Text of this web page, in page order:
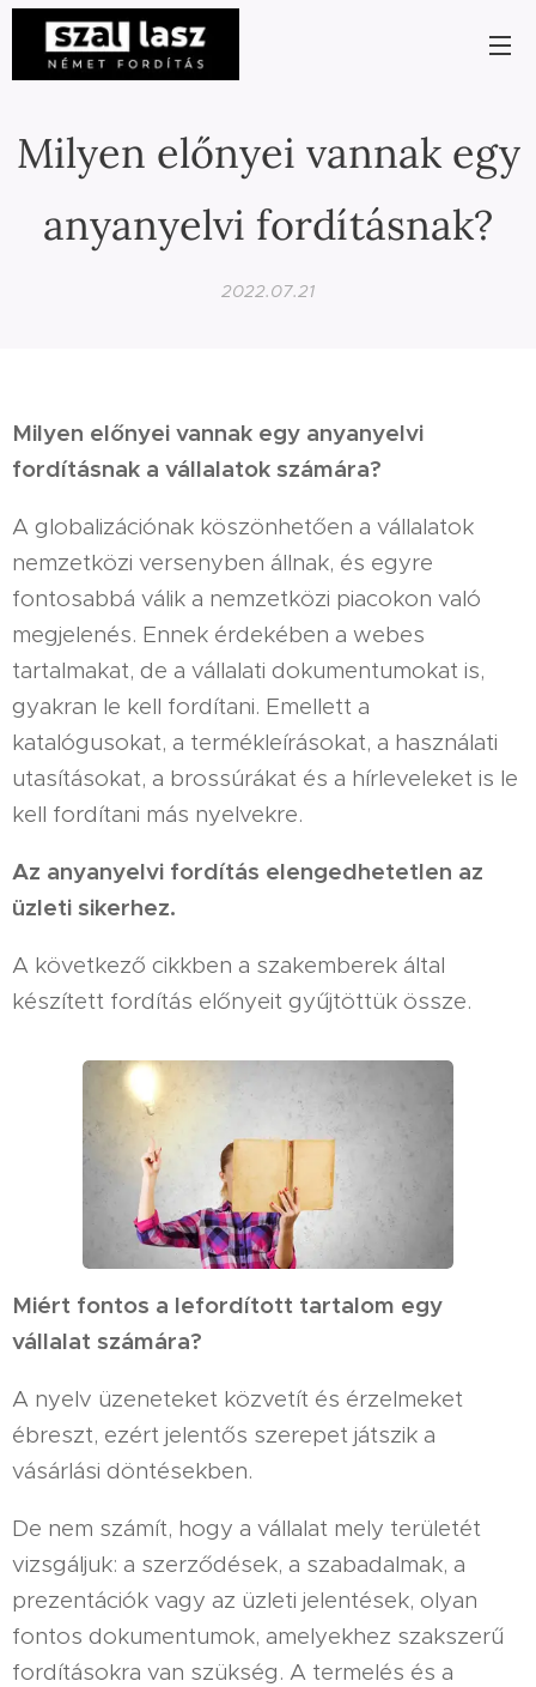
Milyen előnyei vannak egy
anyanyelvi fordításnak?
2022.07.21
Milyen előnyei vannak egy anyanyelvi
fordításnak a vállalatok számára?
A globalizációnak köszönhetően a vállalatok
nemzetközi versenyben állnak, és egyre
fontosabbá válik a nemzetközi piacokon való
megjelenés. Ennek érdekében a webes
tartalmakat, de a vállalati dokumentumokat is,
gyakran le kell fordítani. Emellett a
katalógusokat, a termékleírásokat, a használati
utasításokat, a brossúrákat és a hírleveleket is le
kell fordítani más nyelvekre.
Az anyanyelvi fordítás elengedhetetlen az
üzleti sikerhez.
A következő cikkben a szakemberek által
készített fordítás előnyeit gyűjtöttük össze.
Miért fontos a lefordított tartalom egy
vállalat számára?
A nyelv üzeneteket közvetít és érzelmeket
ébreszt, ezért jelentős szerepet játszik a
vásárlási döntésekben.
De nem számít, hogy a vállalat mely területét
vizsgáljuk: a szerződések, a szabadalmak, a
prezentációk vagy az üzleti jelentések, olyan
fontos dokumentumok, amelyekhez szakszerű
fordításokra van szükség. A termelés és a